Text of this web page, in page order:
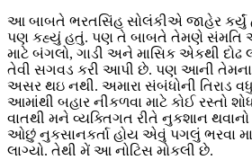
આ બાબતે ભરતસિંહ સોલંકીએ જાહેર કર્યું
પણ કહ્યું હતું. પણ તે બાબતે તેમણે સંમતિ
માટે બંગલો, ગાડી અને માસિક એકથી
તેવી સગવડ કરી આપી છે. પણ આની તેમના
અસર થઇ નથી. અમારા સંબંધોની તિરાડ
આમાંથી બહાર નીકળવા માટે કોઈ રસ્તો
વાતથી મને વ્યક્તિગત રીતે નુકશાન
ઓછું નુકસાનકર્તા હોય એવું પગલું ભરવા
લાગ્યો. તેથી મેં આ નોટિસ મોકલી છે.